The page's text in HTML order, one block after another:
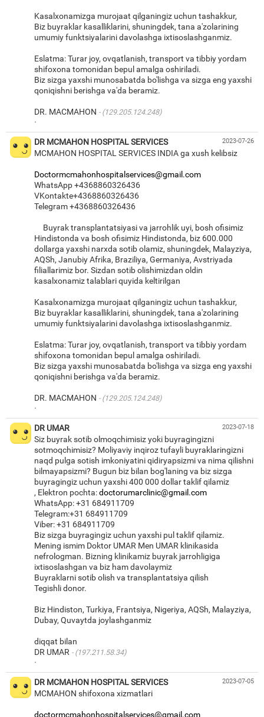
Kasalxonamizga murojaat qilganingiz uchun tashakkur,
Biz buyraklar kasalliklarini, shuningdek, tana a'zolarining
umumiy funktsiyalarini davolashga ixtisoslashganmiz.
Eslatma: Turar joy, ovqatlanish, transport va tibbiy yordam
shifoxona tomonidan bepul amalga oshiriladi.
Biz sizga yaxshi munosabatda bo'lishga va sizga eng yaxshi
qoniqishni berishga va'da beramiz.
DR. MACMAHON (129.205.124.248)
·
2023-07-26
DR MCMAHON HOSPITAL SERVICES
MCMAHON HOSPITAL SERVICES INDIA ga xush kelibsiz
Doctormcmahonhospitalservices@gmail.com
WhatsApp +4368860326436
VKontakte+4368860326436
Telegram +4368860326436
Buyrak transplantatsiyasi va jarrohlik uyi, bosh ofisimiz
Hindistonda va bosh ofisimiz Hindistonda, biz 600.000
dollarga yaxshi narxda sotib olamiz, shuningdek, Malayziya,
AQSh, Janubiy Afrika, Braziliya, Germaniya, Avstriyada
filiallarimiz bor. Sizdan sotib olishimizdan oldin
kasalxonamiz talablari quyida keltirilgan
Kasalxonamizga murojaat qilganingiz uchun tashakkur,
Biz buyraklar kasalliklarini, shuningdek, tana a'zolarining
umumiy funktsiyalarini davolashga ixtisoslashganmiz.
Eslatma: Turar joy, ovqatlanish, transport va tibbiy yordam
shifoxona tomonidan bepul amalga oshiriladi.
Biz sizga yaxshi munosabatda bo'lishga va sizga eng yaxshi
qoniqishni berishga va'da beramiz.
DR. MACMAHON (129.205.124.248)
·
2023-07-18
DR UMAR
Siz buyrak sotib olmoqchimisiz yoki buyragingizni
sotmoqchimisiz? Moliyaviy inqiroz tufayli buyraklaringizni
naqd pulga sotish imkoniyatini qidiryapsizmi va nima qilishni
bilmayapsizmi? Bugun biz bilan bog'laning va biz sizga
buyragingiz uchun yaxshi 400 000 dollar taklif qilamiz
, Elektron pochta:doctorumarclinic@gmail.com
WhatsApp: +31 684911709
Telegram:+31 684911709
Viber: +31 684911709
Biz sizga buyragingiz uchun yaxshi pul taklif qilamiz.
Mening ismim Doktor UMAR Men UMAR klinikasida
nefrologman. Bizning klinikamiz buyrak jarrohligiga
ixtisoslashgan va biz ham davolaymiz
Buyraklarni sotib olish va transplantatsiya qilish
Tegishli donor.
Biz Hindiston, Turkiya, Frantsiya, Nigeriya, AQSh, Malayziya,
Dubay, Quvaytda joylashganmiz
diqqat bilan
DR UMAR
(197.211.58.34)
·
2023-07-05
DR MCMAHON HOSPITAL SERVICES
MCMAHON shifoxona xizmatlari
doctormcmahonhospitalservices@gmail.com